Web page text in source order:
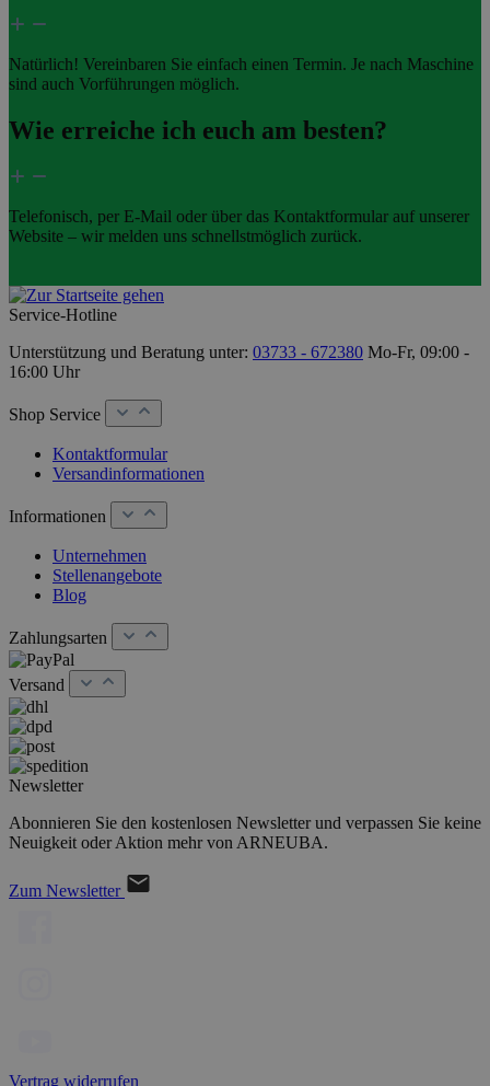
Natürlich! Vereinbaren Sie einfach einen Termin. Je nach Maschine
sind auch Vorführungen möglich.
Wie erreiche ich euch am besten?
Telefonisch, per E-Mail oder über das Kontaktformular auf unserer
Website – wir melden uns schnellstmöglich zurück.
Service-Hotline
Unterstützung und Beratung unter: 03733 - 672380 Mo-Fr, 09:00 -
16:00 Uhr
Shop Service
Kontaktformular
Versandinformationen
Informationen
Unternehmen
Stellenangebote
Blog
Zahlungsarten
Versand
Newsletter
Abonnieren Sie den kostenlosen Newsletter und verpassen Sie keine
Neuigkeit oder Aktion mehr von ARNEUBA.
Zum Newsletter
Vertrag widerrufen